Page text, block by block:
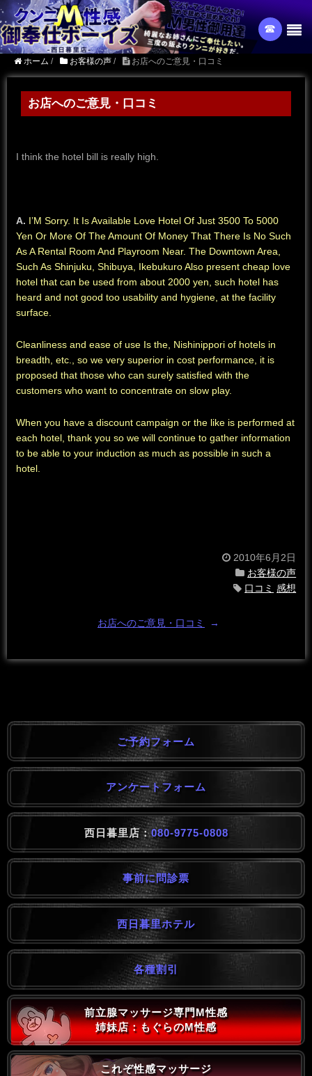
☎︎
ホーム / お客様の声 / お店へのご意見・口コミ
お店へのご意見・口コミ
I think the hotel bill is really high.
A. I’M Sorry. It Is Available Love Hotel Of Just 3500 To 5000
Yen Or More Of The Amount Of Money That There Is No Such
As A Rental Room And Playroom Near. The Downtown Area,
Such As Shinjuku, Shibuya, Ikebukuro Also present cheap love
hotel that can be used from about 2000 yen, such hotel has
heard and not good too usability and hygiene, at the facility
surface.
Cleanliness and ease of use Is the, Nishinippori of hotels in
breadth, etc., so we very superior in cost performance, it is
proposed that those who can surely satisfied with the
customers who want to concentrate on slow play.
When you have a discount campaign or the like is performed at
each hotel, thank you so we will continue to gather information
to be able to your induction as much as possible in such a
hotel.
2010年6月2日
お客様の声
口コミ 感想
お店へのご意見・口コミ →
ご予約フォーム
アンケートフォーム
西日暮里店：080-9775-0808
事前に問診票
西日暮里ホテル
各種割引
前立腺マッサージ専門M性感
姉妹店：もぐらのM性感
これぞ性感マッサージ